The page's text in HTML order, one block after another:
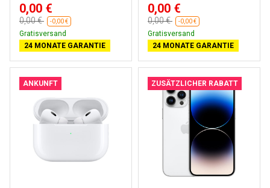
0,00 €
0,00 € -0,00 €
Gratisversand
24 MONATE GARANTIE
0,00 €
0,00 € -0,00 €
Gratisversand
24 MONATE GARANTIE
ANKUNFT ZUSÄTZLICHER RABATT